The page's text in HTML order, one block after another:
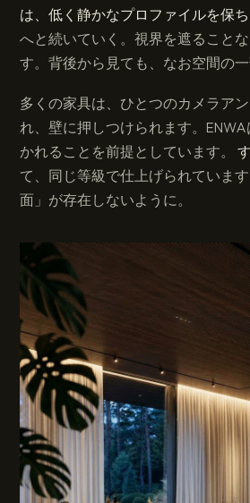
は、低く静かなプロファイルを保ち
へと続いていく。視界を遮ること
す。背後から見ても、なお空間の一
多くの家具は、ひとつのカメラア
れ、壁に押しつけられます。
かれることを前提としています。
て、同じ等級で仕上げられていま
面」が存在しないように。